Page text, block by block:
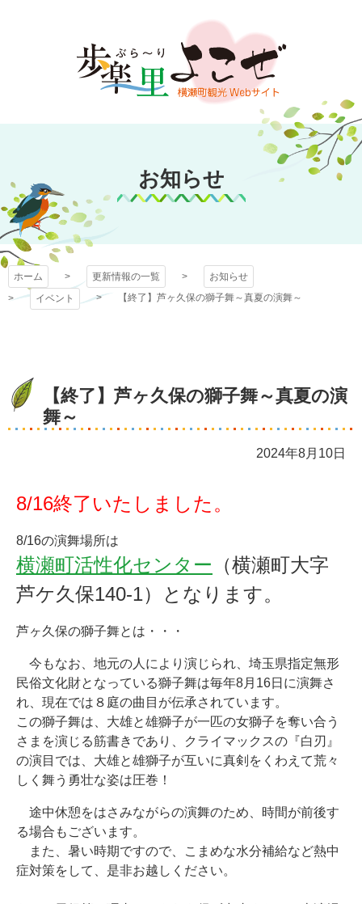
文
キ
プ
歩楽～里（ぶら～
り）よこぜ
お知らせ
ホーム 更新情報の一覧
お知らせ
イベント
【終了】芦ヶ久保の獅子舞～真夏の演舞～
【終了】芦ヶ久保の獅子舞～真夏の演
舞～
2024年8月10日
8/16終了いたしました。
8/16の演舞場所は
横瀬町活性化センター （横瀬町大字
芦ケ久保140-1）となります。
芦ヶ久保の獅子舞とは・・・
今もなお、地元の人により演じられ、埼玉県指定無形
民俗文化財となっている獅子舞は毎年8月16日に演舞さ
れ、現在では８庭の曲目が伝承されています。
この獅子舞は、大雄と雄獅子が一匹の女獅子を奪い合う
さまを演じる筋書きであり、クライマックスの『白刃』
の演目では、大雄と雄獅子が互いに真剣をくわえて荒々
しく舞う勇壮な姿は圧巻！
途中休憩をはさみながらの演舞のため、時間が前後す
る場合もございます。
また、 暑い時期ですので、
こまめな水分補給など熱中
症対策をして、 是非お越しください。